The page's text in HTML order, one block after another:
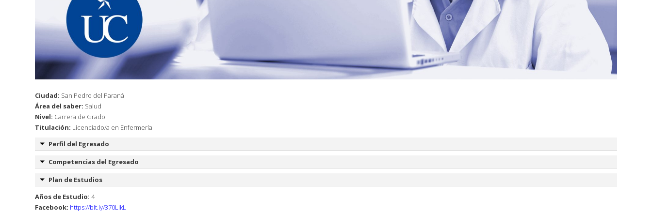
Ciudad: San Pedro del Paraná
Área del saber: Salud
Nivel: Carrera de Grado
Titulación: Licenciado/a en Enfermería
Perfil del Egresado
Competencias del Egresado
Plan de Estudios
Años de Estudio: 4
Facebook: https://bit.ly/370LikL